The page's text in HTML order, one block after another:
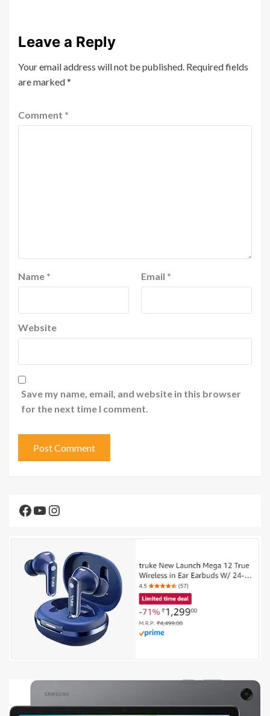
Leave a Reply
Your email address will not be published. Required fields
are marked*
Comment *
Name * Email *
Website
Save my name, email, and website in this browser
for the next time I comment.
Facebook
YouTube
Instagram